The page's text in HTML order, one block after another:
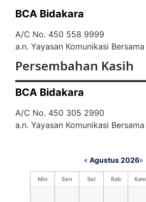
BCA Bidakara
A/C No. 450 558 9999
a.n. Yayasan Komunikasi Bersama
Persembahan Kasih
BCA Bidakara
A/C No. 450 305 2990
a.n. Yayasan Komunikasi Bersama
« Agustus 2026»
Min Sen Sel Rab Kam